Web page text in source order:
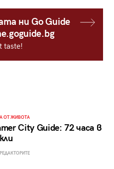
ни Go Guide
taste!
ОТ ЖИВОТА
City Guide: 72 часа в
РЕДАКТОРИТЕ